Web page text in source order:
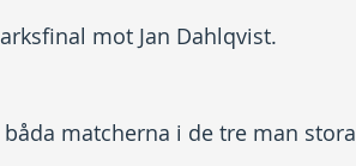
mot Jan Dahlqvist.
matcherna i de tre man stora